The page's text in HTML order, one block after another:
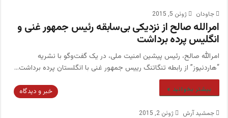
جاودان ژوئن 5, 2015
امرالله صالح از نزدیکی بی‌سابقه رئیس جمهور غنی و
انگلیس پرده برداشت
امرالله صالح، رئیس پیشین امنیت ملی، در یک گفت‌و‌گو با نشریه
“هاردنیوز” از رابطه تنگاتنگ رییس جمهور غنی با انگلستان پرده برداشت…
بیشتر بخوانید » خبر و دیدگاه
جمشید آرش ژوئن 2, 2015